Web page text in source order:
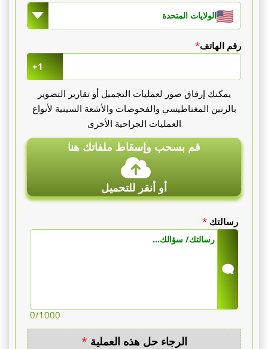
الولايات المتحدة
رقم الهاتف*
+1
يمكنك إرفاق صور لعمليات التجميل أو تقارير التصوير
بالرنين المغناطيسي والفحوصات والأشعة السينية لأنواع
العمليات الجراحية الأخرى
قم بسحب وإسقاط ملفاتك هنا
أو أنقر للتحميل
رسالتك*
0/1000
* الرجاء حل هذه العملية